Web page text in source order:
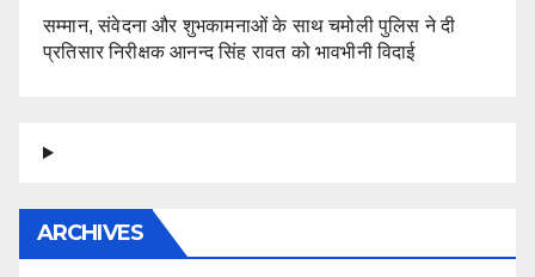
सम्मान, संवेदना और शुभकामनाओं के साथ चमोली पुलिस ने दी
प्रतिसार निरीक्षक आनन्द सिंह रावत को भावभीनी विदाई
ARCHIVES